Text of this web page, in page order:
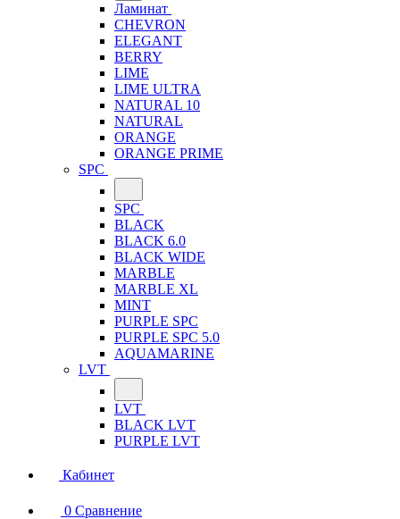
Ламинат
CHEVRON
ELEGANT
BERRY
LIME
LIME ULTRA
NATURAL 10
NATURAL
ORANGE
ORANGE PRIME
SPC
SPC
BLACK
BLACK 6.0
BLACK WIDE
MARBLE
MARBLE XL
MINT
PURPLE SPC
PURPLE SPC 5.0
AQUAMARINE
LVT
LVT
BLACK LVT
PURPLE LVT
Кабинет
0 Сравнение